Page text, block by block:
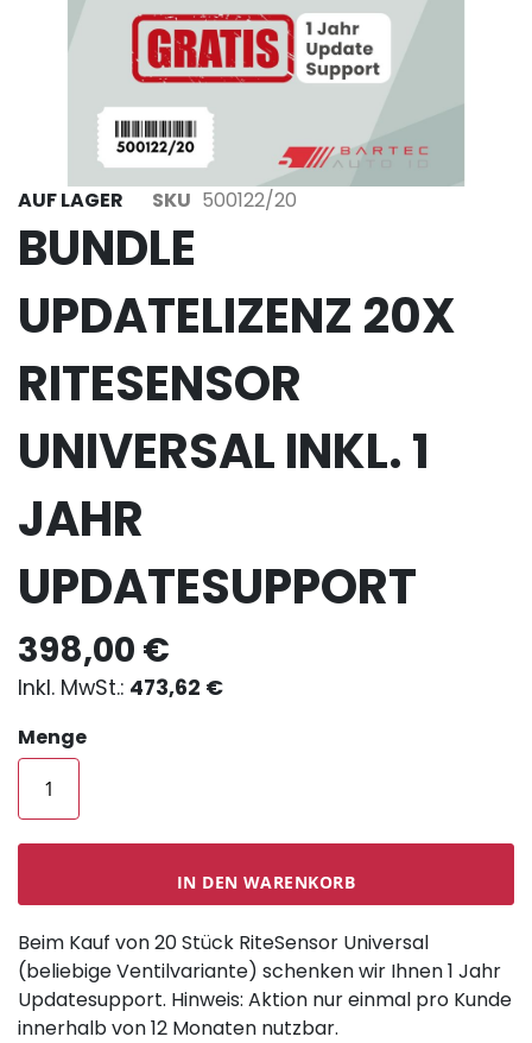
AUF LAGER SKU 500122/20
BUNDLE
UPDATELIZENZ 20X
RITESENSOR
UNIVERSAL INKL. 1
JAHR
UPDATESUPPORT
398,00 €
473,62 €
Menge
IN DEN WARENKORB
Beim Kauf von 20 Stück RiteSensor Universal
(beliebige Ventilvariante) schenken wir Ihnen 1 Jahr
Updatesupport. Hinweis: Aktion nur einmal pro Kunde
innerhalb von 12 Monaten nutzbar.